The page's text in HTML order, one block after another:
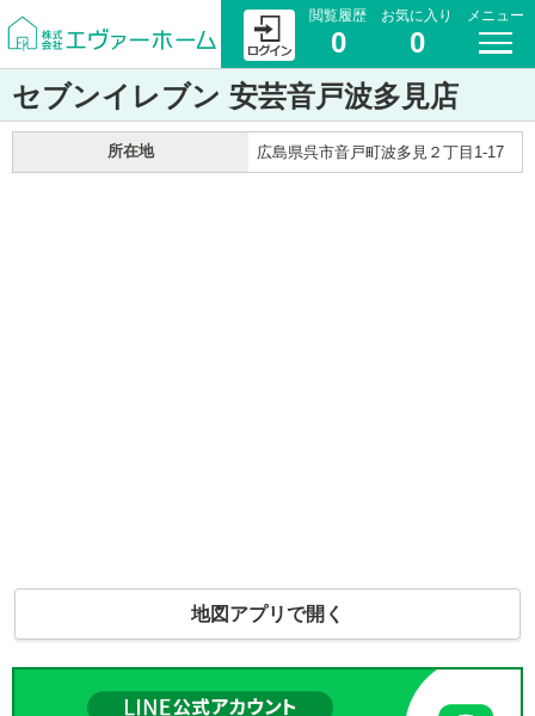
閲覧履歴
0
お気に入り
0
メニュー
セブンイレブン 安芸音戸波多見店
所在地 広島県呉市音戸町波多見２丁目1-17
地図アプリで開く